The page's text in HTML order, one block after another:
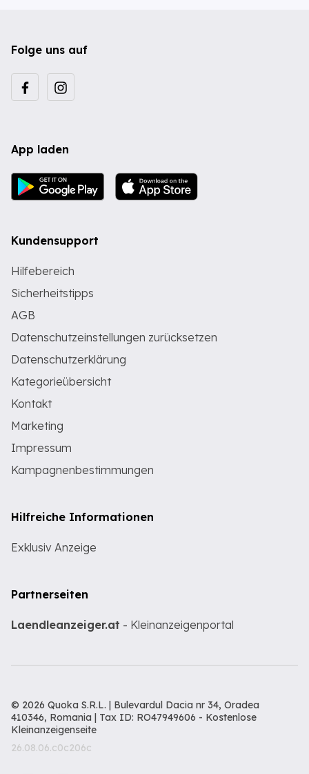
Folge uns auf
App laden
Kundensupport
Hilfebereich
Sicherheitstipps
AGB
Datenschutzeinstellungen zurücksetzen
Datenschutzerklärung
Kategorieübersicht
Kontakt
Marketing
Impressum
Kampagnenbestimmungen
Hilfreiche Informationen
Exklusiv Anzeige
Partnerseiten
Laendleanzeiger.at - Kleinanzeigenportal
© 2026 Quoka S.R.L. | Bulevardul Dacia nr 34, Oradea
410346, Romania | Tax ID: RO47949606 - Kostenlose
Kleinanzeigenseite
26.08.06.c0c206c